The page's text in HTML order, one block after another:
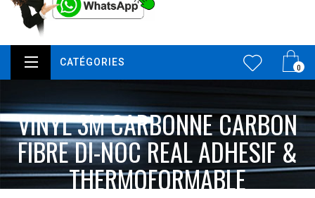
0
CATÉGORIES
VINYL 3M CARBONNE CARBON
FIBRE DI-NOC REAL ADHESIF &
THERMOFORMABLE